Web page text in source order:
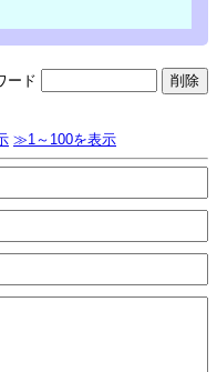
ード
≫1～100を表示